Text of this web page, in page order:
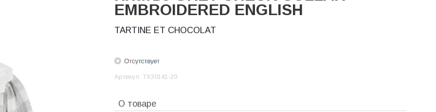
EMBROIDERED ENGLISH
TARTINE ET CHOCOLAT
Артикул: TX30141-20
О товаре